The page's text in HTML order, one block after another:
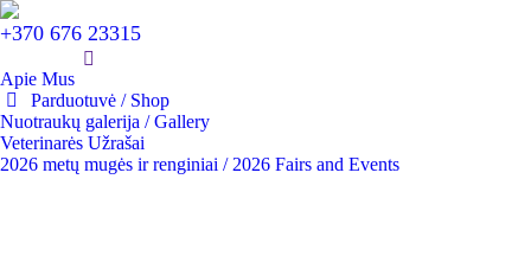
+370 676 23315
Apie Mus
Parduotuvė / Shop
Nuotraukų galerija / Gallery
Veterinarės Užrašai
2026 metų mugės ir renginiai / 2026 Fairs and Events